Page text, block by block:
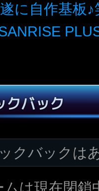
に自作基板♪
クバック
クバックは
は現在閉鎖